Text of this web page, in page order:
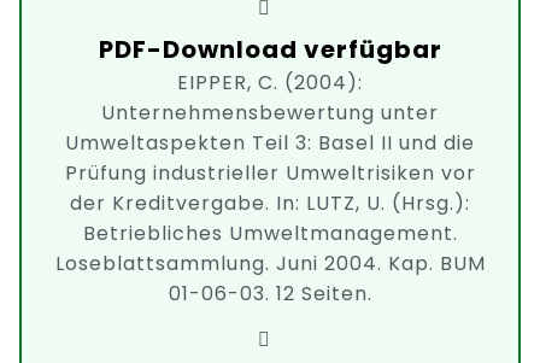
PDF-Download verfügbar
EIPPER, C. (2004):
Unternehmensbewertung unter
Umweltaspekten Teil 3: Basel II und die
Prüfung industrieller Umweltrisiken vor
der Kreditvergabe. In: LUTZ, U. (Hrsg.):
Betriebliches Umweltmanagement.
Loseblattsammlung. Juni 2004. Kap. BUM
01-06-03. 12 Seiten.